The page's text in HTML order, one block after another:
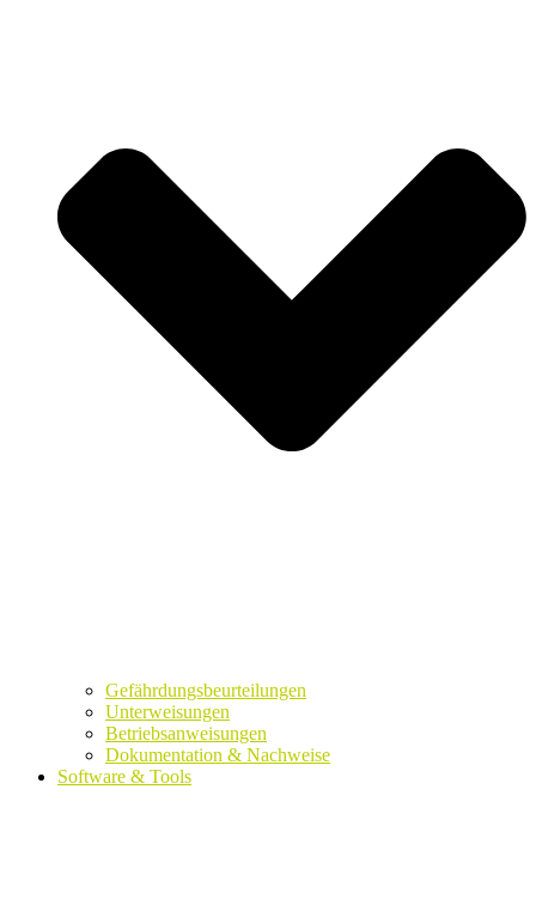
Gefährdungsbeurteilungen
Unterweisungen
Betriebsanweisungen
Dokumentation & Nachweise
Software & Tools